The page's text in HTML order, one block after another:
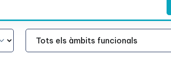
Àmbit Funcional